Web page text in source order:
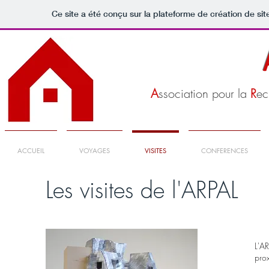
Ce site a été conçu sur la plateforme de création de
Association pour la R
ACCUEIL VOYAGES VISITES CONFERENCES
Les visites de l'ARPAL